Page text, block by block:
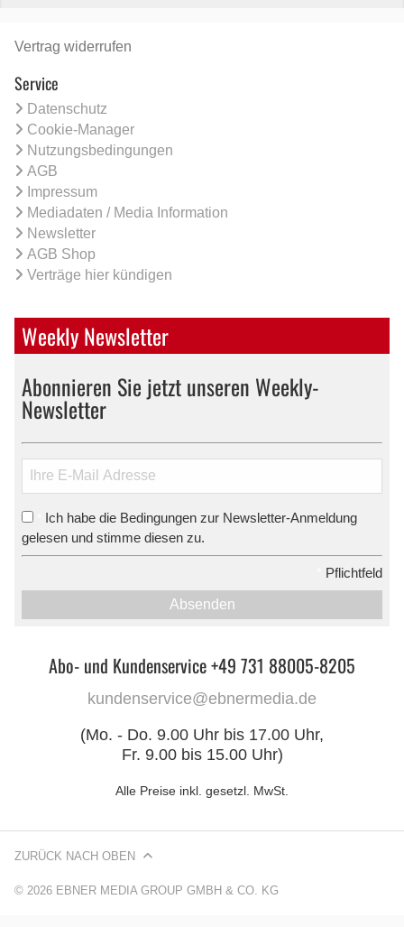
Vertrag widerrufen
Service
Datenschutz
Cookie-Manager
Nutzungsbedingungen
AGB
Impressum
Mediadaten / Media Information
Newsletter
AGB Shop
Verträge hier kündigen
Weekly Newsletter
Abonnieren Sie jetzt unseren Weekly-
Newsletter
Ich habe die Bedingungen zur Newsletter-Anmeldung
gelesen und stimme diesen zu.
Pflichtfeld
Absenden
Abo- und Kundenservice +49 731 88005-8205
kundenservice@ebnermedia.de
(Mo. - Do. 9.00 Uhr bis 17.00 Uhr,
Fr. 9.00 bis 15.00 Uhr)
Alle Preise inkl. gesetzl. MwSt.
© 2026 EBNER MEDIA GROUP GMBH & CO. KG
ZURÜCK NACH OBEN